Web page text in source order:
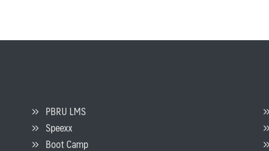
PBRU LMS
Speexx
Boot Camp